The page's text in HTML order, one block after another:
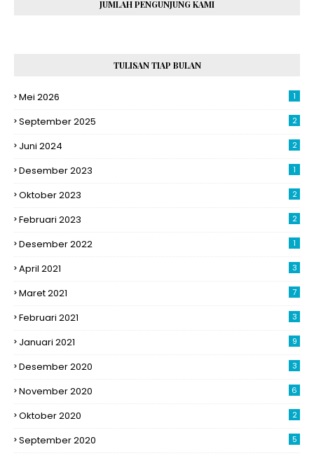
JUMLAH PENGUNJUNG KAMI
TULISAN TIAP BULAN
Mei 2026 1
September 2025 2
Juni 2024 2
Desember 2023 1
Oktober 2023 2
Februari 2023 2
Desember 2022 1
April 2021 3
Maret 2021 7
Februari 2021 3
Januari 2021 9
Desember 2020 3
November 2020 6
Oktober 2020 2
September 2020 5